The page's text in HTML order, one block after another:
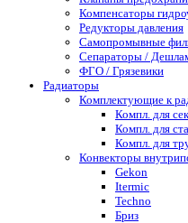
Компенсаторы
Редукторы давления
Самопромывные
Сепараторы /
ФГО / Грязевики
Радиаторы
Комплектующие к
Компл. для
Компл. для
Компл. для
Конвекторы
Gekon
Itermic
Techno
Бриз